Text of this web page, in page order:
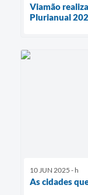
Viamão
Plurianual
10 JUN 2025 - h
As cidades